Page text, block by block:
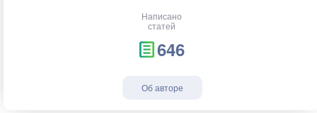
Написано
статей
646
Об авторе